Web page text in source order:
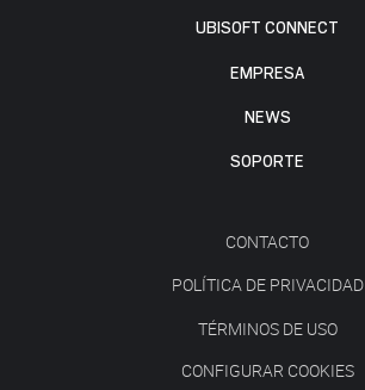
UBISOFT CONNECT
EMPRESA
NEWS
SOPORTE
CONTACTO
POLÍTICA DE PRIVACIDAD
TÉRMINOS DE USO
CONFIGURAR COOKIES